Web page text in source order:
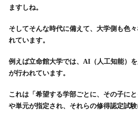
ますしね。
そしてそんな時代に備えて、大学側も色
れています。
例えば立命館大学では、AI（人工知能）
が行われています。
これは「希望する学部ごとに、その子に
や単元が指定され、それらの修得認定試験